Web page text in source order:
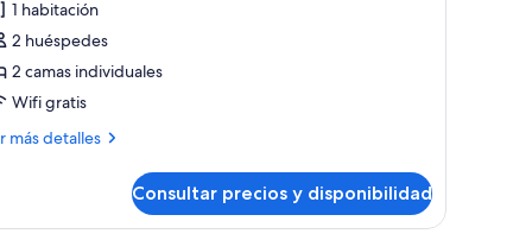
1 habitación
2 huéspedes
2 camas individuales
Wifi gratis
más detalles
Consultar precios y disponibilidad